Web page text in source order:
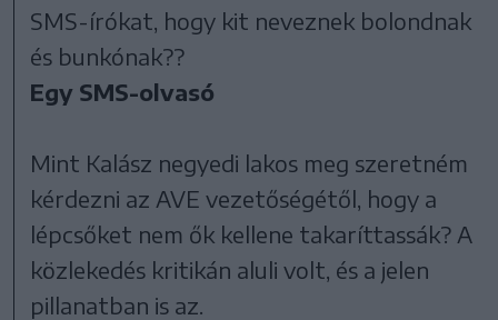
SMS-írókat, hogy kit neveznek bolondnak
és bunkónak??
Egy SMS-olvasó
Mint Kalász negyedi lakos meg szeretném
kérdezni az AVE vezetőségétől, hogy a
lépcsőket nem ők kellene takaríttassák? A
közlekedés kritikán aluli volt, és a jelen
pillanatban is az.